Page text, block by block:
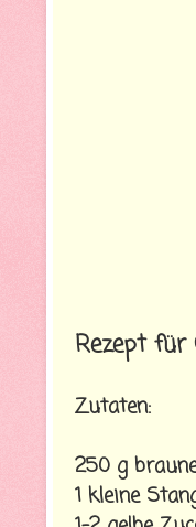
Rezept
Zutaten:
250 g
1 kleine